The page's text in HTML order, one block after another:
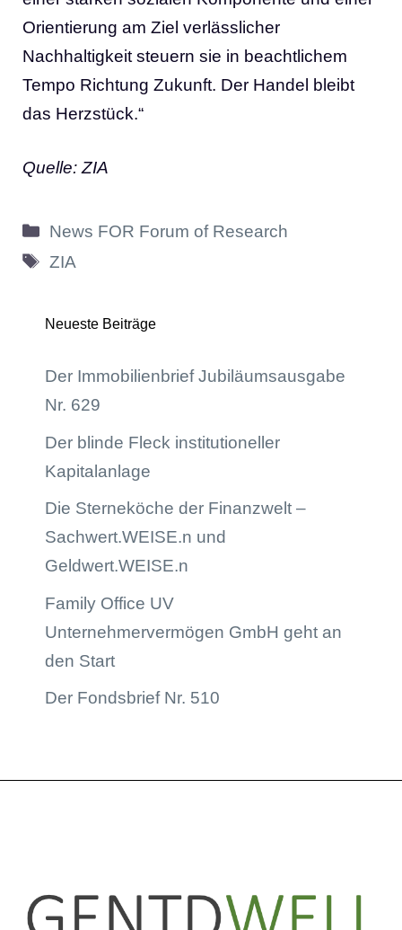
Orientierung am Ziel verlässlicher
Nachhaltigkeit steuern sie in beachtlichem
Tempo Richtung Zukunft. Der Handel bleibt
das Herzstück.“
Quelle: ZIA
Kategorien
News FOR Forum of Research
Schlagwörter
ZIA
Neueste Beiträge
Der Immobilienbrief Jubiläumsausgabe
Nr. 629
Der blinde Fleck institutioneller
Kapitalanlage
Die Sterneköche der Finanzwelt –
Sachwert.WEISE.n und
Geldwert.WEISE.n
Family Office UV
Unternehmervermögen GmbH geht an
den Start
Der Fondsbrief Nr. 510